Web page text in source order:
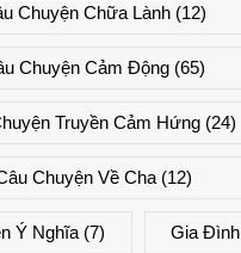
Chuyện Chữa Lành (12)
Chuyện Cảm Động (65)
Truyền Cảm Hứng(24)
Chuyện Về Cha (12)
Ý Nghĩa(7) Gia Đình